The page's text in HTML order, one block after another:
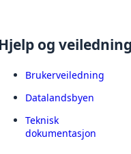
og
Brukerveiledning
Datalandsbyen
Teknisk
dokumentasjon